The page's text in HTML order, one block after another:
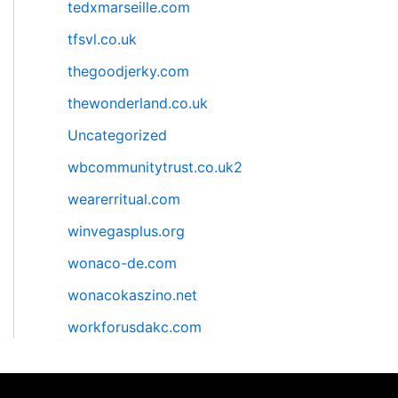
tedxmarseille.com
tfsvl.co.uk
thegoodjerky.com
thewonderland.co.uk
Uncategorized
wbcommunitytrust.co.uk2
wearerritual.com
winvegasplus.org
wonaco-de.com
wonacokaszino.net
workforusdakc.com